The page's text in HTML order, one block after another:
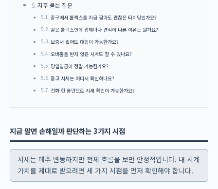
자주 묻는 질문
중구에서 롤렉스를 지금 팔아도 괜찮은 타이밍인가요?
같은 롤렉스인데 업체마다 견적이 다른 이유는 뭔가요?
보증서 없어도 매입이 가능한가요?
오버홀을 받지 않은 시계도 팔 수 있나요?
당일입금이 정말 가능한가요?
중고 시세는 어디서 확인하나요?
전화 한 통만으로 시세 확인이 가능한가요?
지금 팔면 손해일까 판단하는 3가지 시점
시세는 매주 변동하지만 전체 흐름을 보면 안정적입니다. 내 시계
가치를 제대로 받으려면 세 가지 시점을 먼저 확인해야 합니다.